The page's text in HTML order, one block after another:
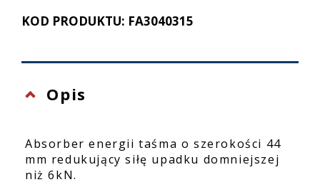
KOD PRODUKTU: FA3040315
Opis
Absorber energii taśma o szerokości 44
mm redukujący siłę upadku domniejszej
niż 6kN.